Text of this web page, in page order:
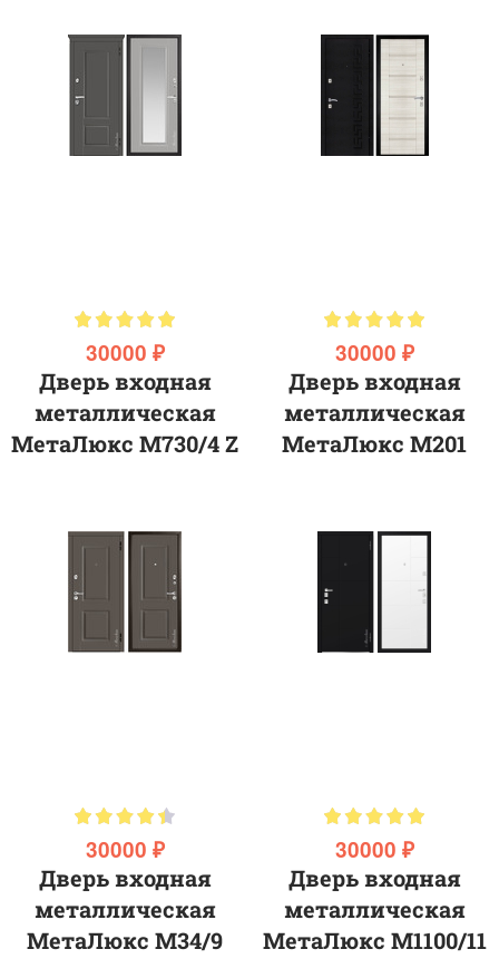
30000 ₽
Дверь входная
металлическая
МетаЛюкс M730/4 Z
30000 ₽
Дверь входная
металлическая
МетаЛюкс M201
30000 ₽
Дверь входная
металлическая
МетаЛюкс M34/9
30000 ₽
Дверь входная
металлическая
МетаЛюкс М1100/11